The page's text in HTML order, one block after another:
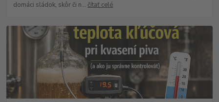
domáci sládok, skôr či n... čítať celé